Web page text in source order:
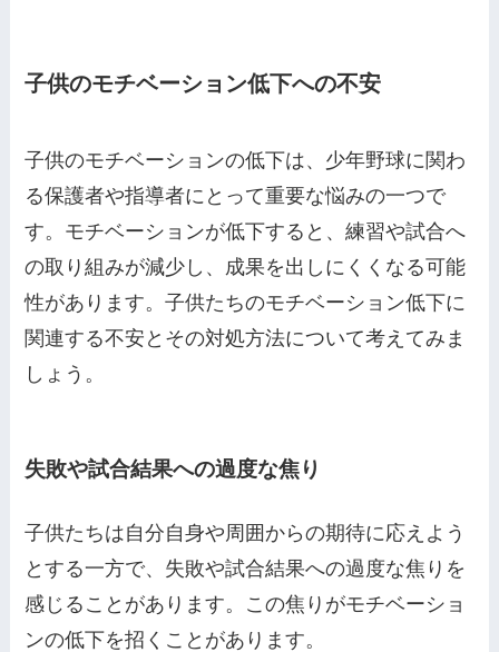
子供のモチベーション低下への不安
子供のモチベーションの低下は、少年野球に関わ
る保護者や指導者にとって重要な悩みの一つで
す。モチベーションが低下すると、練習や試合へ
の取り組みが減少し、成果を出しにくくなる可能
性があります。子供たちのモチベーション低下に
関連する不安とその対処方法について考えてみま
しょう。
失敗や試合結果への過度な焦り
子供たちは自分自身や周囲からの期待に応えよう
とする一方で、失敗や試合結果への過度な焦りを
感じることがあります。この焦りがモチベーショ
ンの低下を招くことがあります。